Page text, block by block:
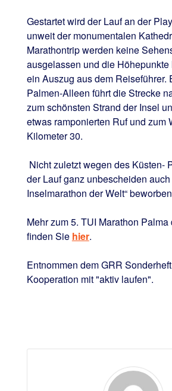
Gestartet wird der Lauf an der
unweit der monumentalen
Marathontrip werden keine
ausgelassen und die
ein Auszug aus dem Reiseführer.
Palmen-Alleen führt die Strecke
zum schönsten Strand der Insel
etwas ramponierten Ruf und zum
Kilometer 30.
Nicht zuletzt wegen des Küsten-
der Lauf ganz unbescheiden
Inselmarathon der Welt“
Mehr zum 5. TUI Marathon
finden Sie hier.
Entnommen dem GRR
Kooperation mit "aktiv laufen".